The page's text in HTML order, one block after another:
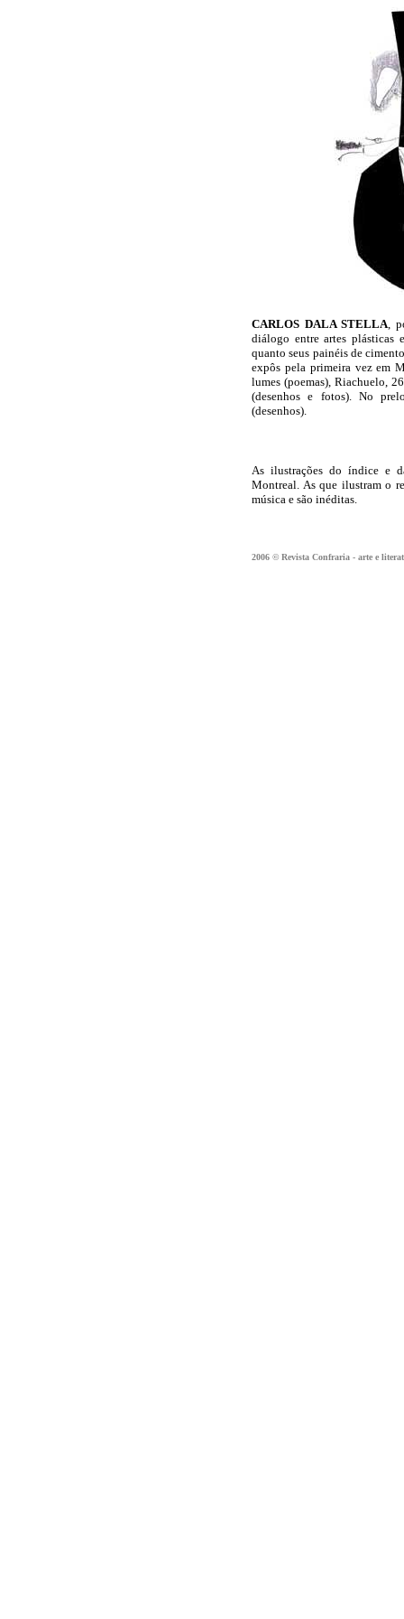
CARLOS DALA STELLA,
diálogo entre artes plásticas
quanto seus painéis de
expôs pela primeira vez em
lumes (poemas), Riachuelo,
(desenhos e fotos). No
(desenhos).
As ilustrações do índice e
Montreal. As que ilustram o
música e são inéditas.
2006 © Revista Confraria - arte e